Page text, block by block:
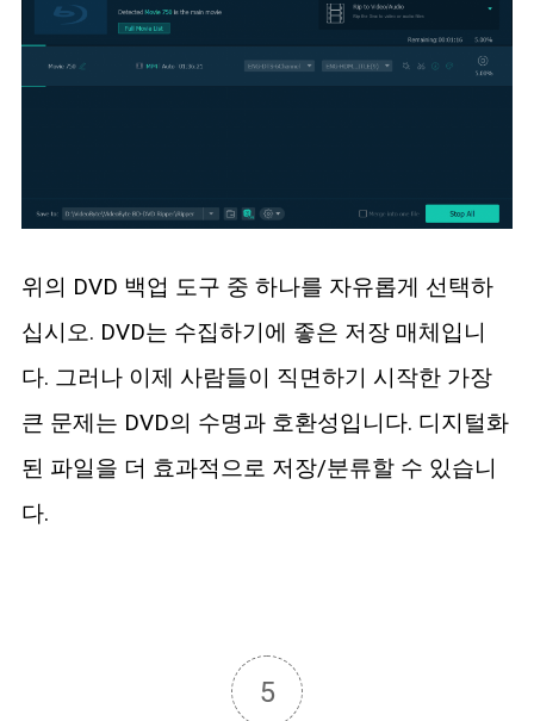
위의 DVD 백업 도구 중 하나를 자유롭게 선택하
십시오. DVD는 수집하기에 좋은 저장 매체입니
다. 그러나 이제 사람들이 직면하기 시작한 가장
큰 문제는 DVD의 수명과 호환성입니다. 디지털화
된 파일을 더 효과적으로 저장/분류할 수 있습니
다.
5